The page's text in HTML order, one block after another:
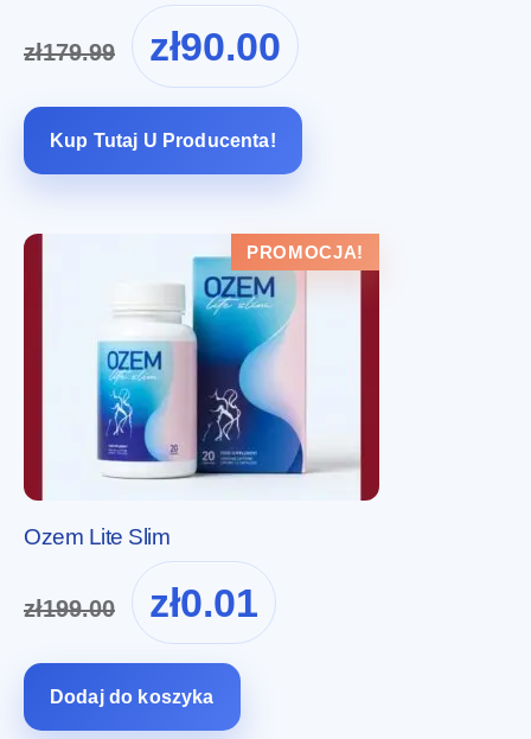
zł179.99
Pierwotna
cena
wynosiła:
zł90.00
cena
zł90.00.
Kup Tutaj U Producenta!
PROMOCJA!
Ozem Lite Slim
zł199.00
Pierwotna
cena
wynosiła:
zł0.01
cena
Dodaj do koszyka